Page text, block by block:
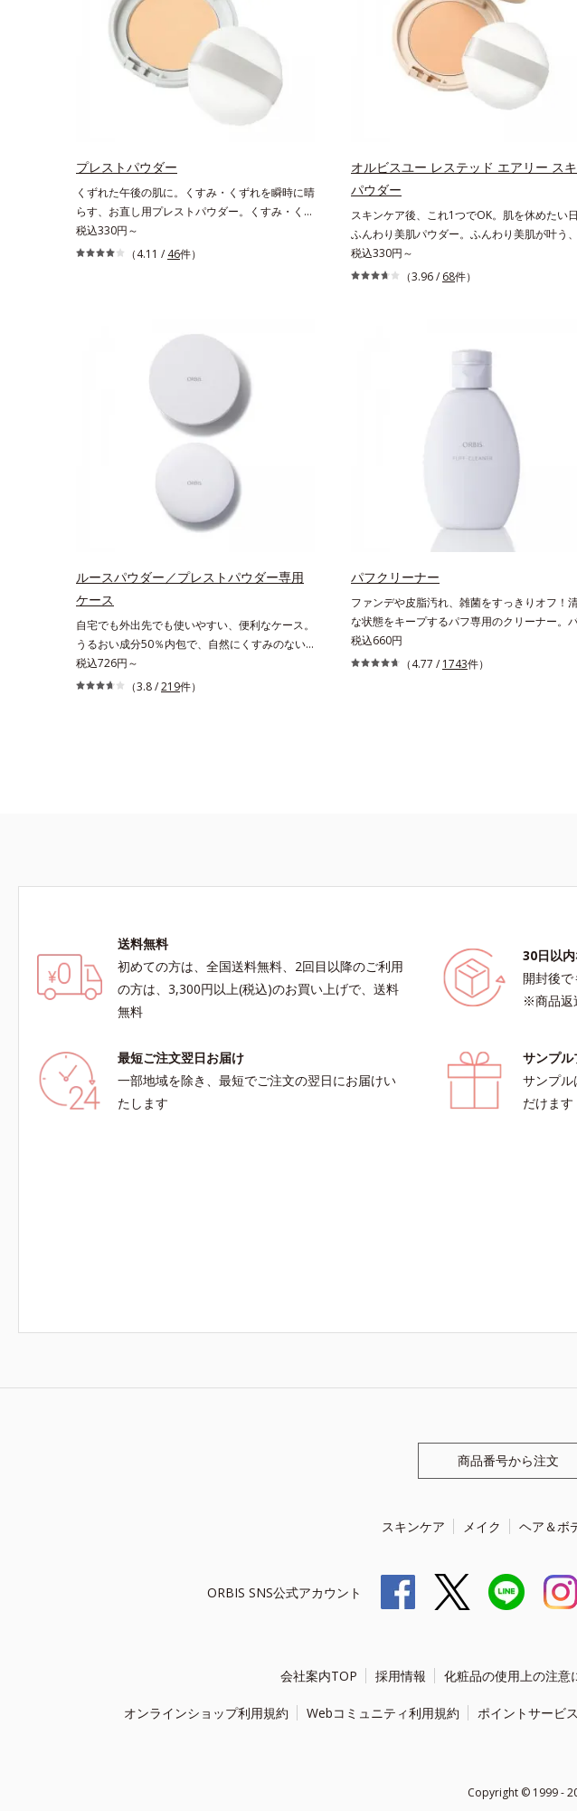
プレストパウダー
くずれた午後の肌に。くすみ・くずれを瞬時に晴
らす、お直し用プレストパウダー。くすみ・くず
れを瞬時に晴らす、お直し用のプレストパウダー
です。朝のメイクから時間が経った肌は、どんよ
お直しと同時にうるおいを補給。さらに余分な皮
脂を吸着して、水分と皮脂のバランスをコントロ
ールし、メイクがくずれにくい肌へ。“立て直
す”ことにこだわった設計で、メイクがくずれた
肌にすんなりなじみ、ポンポンするだけでキレイ
が復活します。リキッド、クッション、パウダ
ー、どんなファンデーションの上に重ねても
OK。携帯に便利なコンパクトタイプです。
税込330円～
（4.11 / 46件）
オルビスユー レステッド エアリー ス
パウダー
スキンケア後、これ1つでOK。肌を休めたい
ふんわり美肌パウダー。ふんわり美肌が叶う
るおいパウダーです。3色の光を操るパウダーが
ツヤと透明感を演出。ソフトフォーカス効果で
どの外的刺激から肌をガードします。スキンケ
後にこれひとつでライトメイク効果。クレンジ
グ不要で、紫外線吸収剤やグリセリン、パラベ
もフリー処方。肌を休ませたい日、リモートワ
クの時、近所へちょこっとお出かけする時など
しっかりメイクは負担に感じる日におすすめで
税込330円～
（3.96 / 68件）
ルースパウダー／プレストパウダー専用
ケース
自宅でも外出先でも使いやすい、便利なケース。
うるおい成分50％内包で、自然にくすみのない
透明美肌を実現する「ルースパウダー」の専用ケ
ース（伸縮ネット、専用パフ付） うるおい成分
税込726円～
（3.8 /219件）
パフクリーナー
ファンデや皮脂汚れ、雑菌をすっきりオフ！
な状態をキープするパフ専用のクリーナー。
の汚れを1度洗いでしっかり落とすクリーナーで
す。液状だからパフのすみずみに行き渡り、汚
税込660円
（4.77 / 1743件）
送料無料
初めての方は、全国送料無料、2回目以降のご利用
の方は、3,300円以上(税込)のお買い上げで、送料
無料
30日以
開封後
※商品返
最短ご注文翌日お届け
一部地域を除き、最短でご注文の翌日にお届けい
たします
サンプル
サンプ
だけます
商品番号から注文
スキンケア メイク ヘア＆ボ
ORBIS SNS公式アカウント
会社案内TOP 採用情報 化粧品の使用上の注意
オンラインショップ利用規約 Webコミュニティ利用規約 ポイントサービ
Copyright © 1999 -